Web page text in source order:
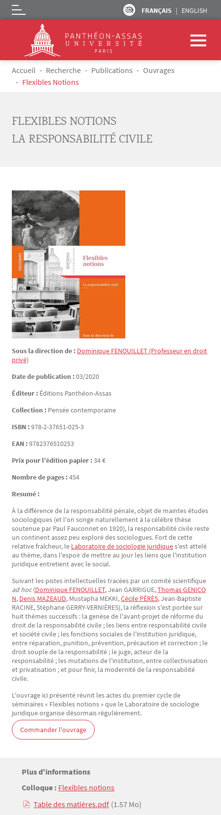
Aller au contenu principal
FRANÇAIS ENGLISH
Logo
Fil d'Ariane
Accueil Recherche Publications
Ouvrages
Flexibles Notions
FLEXIBLES NOTIONS
LA RESPONSABILITÉ CIVILE
Sous la direction de : Dominique FENOUILLET (Professeur en droit
privé)
Date de publication :03/2020
Éditeur : Éditions Panthéon-Assas
Collection : Pensée contemporaine
ISBN :978-2-37651-025-3
EAN :9782376510253
Prix pour l’édition papier :34 €
Nombre de pages :454
Resumé :
À la différence de la responsabilité pénale, objet de maintes études
sociologiques (et l'on songe naturellement à la célèbre thèse
soutenue par Paul Fauconnet en 1920), la responsabilité civile reste
un continent assez peu exploré des sociologues. Fort de cette
relative fraîcheur, le Laboratoire de sociologie juridiques'est attelé
au thème, dans l'espoir de mettre au jour les liens que l'institution
juridique entretient avec le social.
Suivant les pistes intellectuelles tracées par un comité scientifique
ad hoc(Dominique FENOUILLET, Jean GARRIGUE,Thomas GENICO
N, Denis MAZEAUD, Mustapha MEKKI,Cécile PÉRÈS, Jean-Baptiste
RACINE, Stéphane GERRY-VERNIÈRES), la réflexion s'est portée sur
huit thèmes successifs : la genèse de l'avant-projet de réforme du
droit de la responsabilité civile ; les liens entre responsabilité civile
et société civile ; les fonctions sociales de l'institution juridique,
entre réparation, punition, prévention, précaution et correction ; le
droit souple de la responsabilité ; le juge, acteur de la
responsabilité ; les mutations de l'institution, entre collectivisation
et privatisation ; et pour finir, la modernité de la responsabilité
civile.
L'ouvrage ici présenté réunit les actes du premier cycle de
séminaires « Flexibles notions » que le Laboratoire de sociologie
juridique organise désormais régulièrement.
Commander l'ouvrage
Bloc(s) libre(s)
Titre
Plus d'informations
Texte
Colloque : Flexibles notions
Table des matières.pdf (1.57 Mo)